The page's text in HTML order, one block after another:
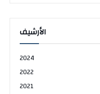
الأرشيف
2024
2022
2021